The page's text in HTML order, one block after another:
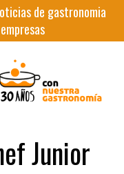
de gastronomia
empresas
Junior